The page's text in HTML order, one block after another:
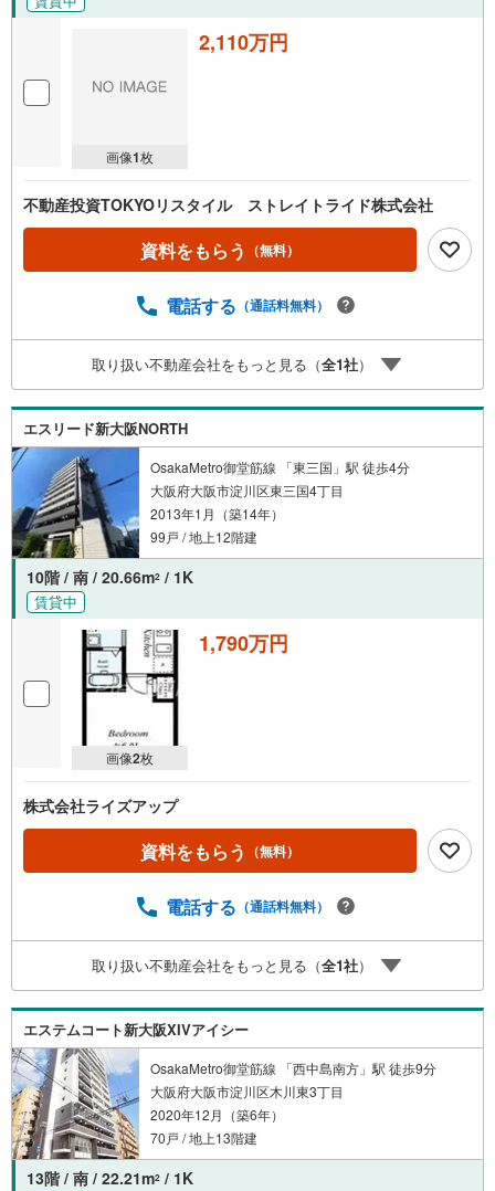
画像1枚
2,110万円
不動産投資TOKYOリスタイル ストレイトライド株式会社
資料をもらう （無料）
電話する （通話料無料）
取り扱い不動産会社をもっと見る（全1社）
エスリード新大阪NORTH
OsakaMetro御堂筋線 「東三国」駅 徒歩4分
大阪府大阪市淀川区東三国4丁目
2013年1月（築14年）
99戸 / 地上12階建
10階 / 南 / 20.66m2 / 1K
賃貸中
画像2枚
1,790万円
株式会社ライズアップ
資料をもらう （無料）
電話する （通話料無料）
取り扱い不動産会社をもっと見る（全1社）
エステムコート新大阪XIVアイシー
OsakaMetro御堂筋線 「西中島南方」駅 徒歩9分
大阪府大阪市淀川区木川東3丁目
2020年12月（築6年）
70戸 / 地上13階建
13階 / 南 / 22.21m2 / 1K